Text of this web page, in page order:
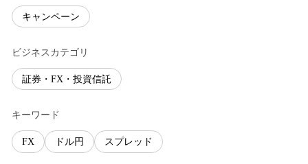
キャンペーン
ビジネスカテゴリ
証券・FX・投資信託
キーワード
FX ドル円 スプレッド